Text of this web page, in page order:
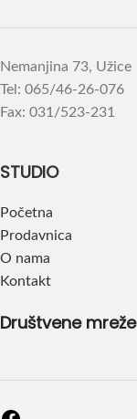
Nemanjina 73, Užice
Tel: 065/46-26-076
Fax: 031/523-231
STUDIO
Početna
Prodavnica
O nama
Kontakt
Društvene mreže